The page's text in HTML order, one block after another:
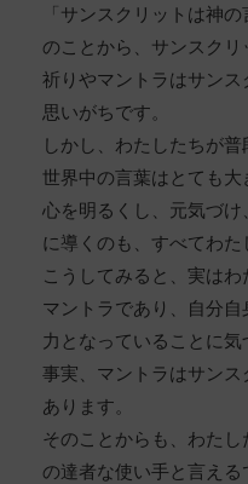
「サンスクリットは神
のことから、サンスクリ
祈りやマントラはサン
思いがちです。
しかし、わたしたちが普
世界中の言葉はとても大
心を明るくし、元気づ
に導くのも、すべてわた
こうしてみると、実は
マントラであり、自分
力となっていることに気
事実、マントラはサン
あります。
そのことからも、わたし
の達者な使い手と言える